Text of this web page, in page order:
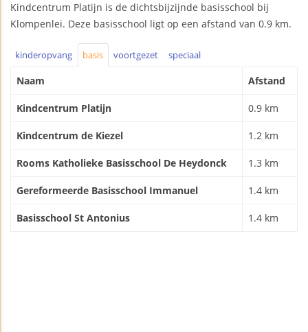
Kindcentrum Platijn is de dichtsbijzijnde basisschool bij
Klompenlei. Deze basisschool ligt op een afstand van 0.9 km.
kinderopvang basis voortgezet speciaal
Naam Afstand
Kindcentrum Platijn 0.9 km
Kindcentrum de Kiezel 1.2 km
Rooms Katholieke Basisschool De Heydonck 1.3 km
Gereformeerde Basisschool Immanuel 1.4 km
Basisschool St Antonius 1.4 km